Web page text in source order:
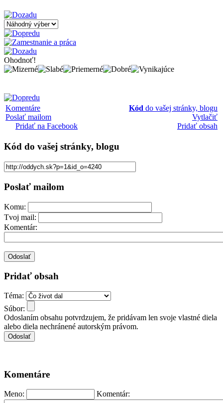
Ohodnoť!
Komentáre
Poslať mailom
Pridať na Facebook
Kód do vašej stránky, blogu
Vytlačiť
Pridať obsah
Kód do vašej stránky, blogu
Poslať mailom
Komu:
Tvoj mail:
Komentár:
Pridať obsah
Téma:
Súbor:
Odoslaním obsahu potvrdzujem, že pridávam len svoje vlastné diela
alebo diela nechránené autorským právom.
Komentáre
Meno: Komentár: